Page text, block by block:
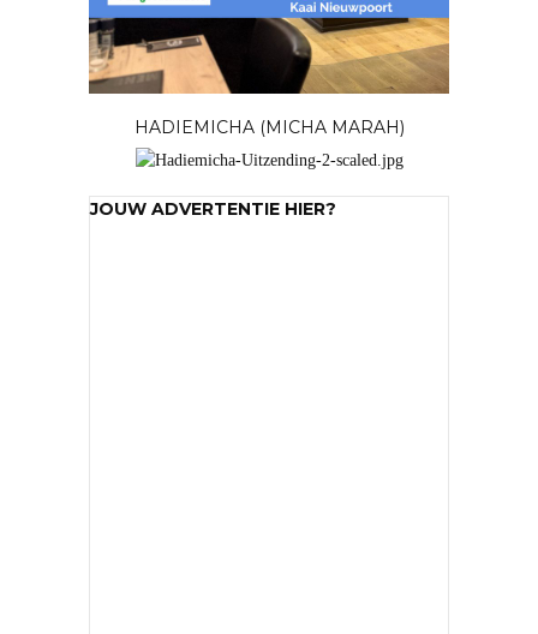
HADIEMICHA (MICHA MARAH)
JOUW ADVERTENTIE HIER?